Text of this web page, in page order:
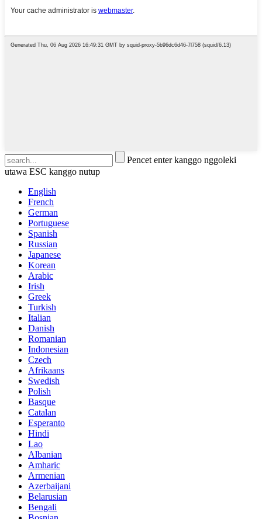
Pencet enter kanggo nggoleki
utawa ESC kanggo nutup
English
French
German
Portuguese
Spanish
Russian
Japanese
Korean
Arabic
Irish
Greek
Turkish
Italian
Danish
Romanian
Indonesian
Czech
Afrikaans
Swedish
Polish
Basque
Catalan
Esperanto
Hindi
Lao
Albanian
Amharic
Armenian
Azerbaijani
Belarusian
Bengali